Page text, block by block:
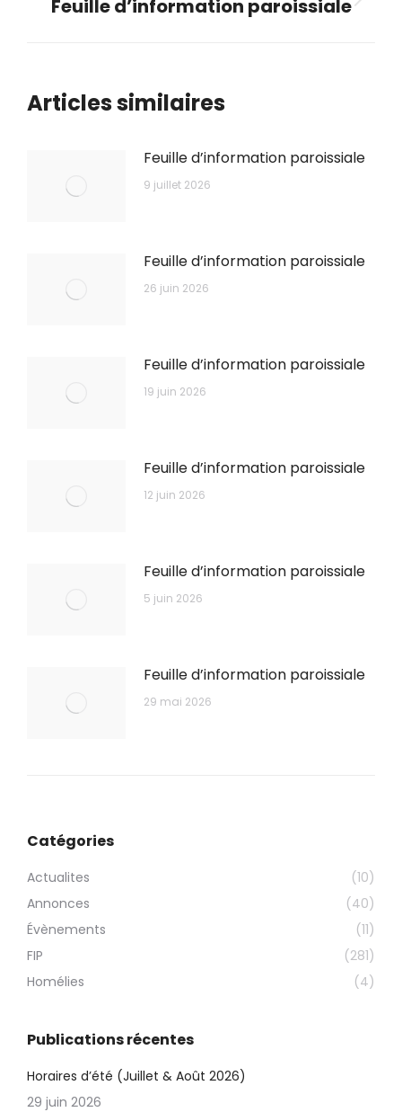
Onglet
Feuille d’information paroissiale
Articles similaires
Feuille d’information paroissiale
9 juillet 2026
Feuille d’information paroissiale
26 juin 2026
Feuille d’information paroissiale
19 juin 2026
Feuille d’information paroissiale
12 juin 2026
Feuille d’information paroissiale
5 juin 2026
Feuille d’information paroissiale
29 mai 2026
Catégories
Actualites
(10)
Annonces
(40)
Évènements
(11)
FIP
(281)
Homélies
(4)
Publications récentes
Horaires d’été (Juillet & Août 2026)
29 juin 2026